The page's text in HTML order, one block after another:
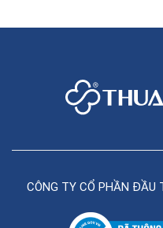
CÔNG TY CỔ PHẦN ĐẦU